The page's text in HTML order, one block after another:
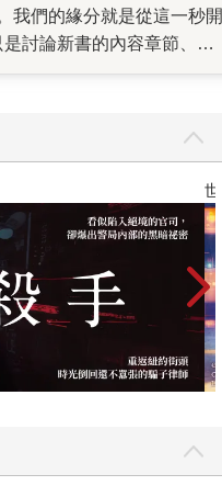
我們的緣分就是從這一秒開
討論新書的內容章節、篩
來發現一個身影站在門
情：書稿、出版活動……彷
裡。 二十歲的時候，你在
永遠不會消逝。而我們在
無法回頭的列車，在我們
手的戀人、空蕩的房間……
呢？或是我們都活在一場